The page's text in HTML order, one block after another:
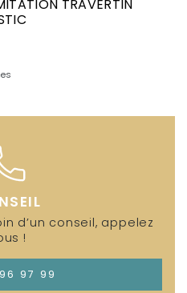
TRAVERTIN
d’un conseil, appelez
!
97 99